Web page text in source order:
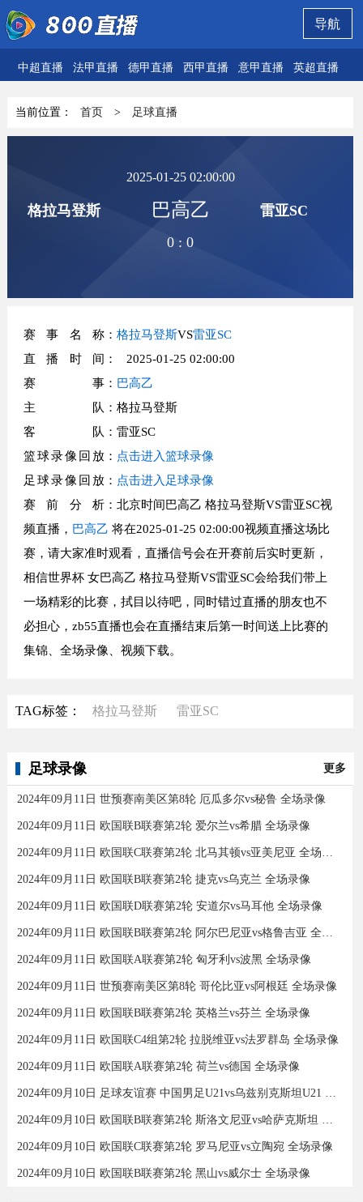
导航
中超直播 法甲直播 德甲直播 西甲直播 意甲直播 英超直播
当前位置： 首页 > 足球直播
格拉马登斯
2025-01-25 02:00:00
巴高乙
0 :0
雷亚SC
赛事名称： 格拉马登斯VS雷亚SC
直播时间 ： 2025-01-25 02:00:00
赛事： 巴高乙
主队 ：格拉马登斯
客队 ：雷亚SC
篮球录像回放： 点击进入篮球录像
足球录像回放： 点击进入足球录像
赛前分析：北京时间巴高乙 格拉马登斯VS雷亚SC视
频直播， 巴高乙 将在2025-01-25 02:00:00视频直播这场比
赛，请大家准时观看，直播信号会在开赛前后实时更新，
相信世界杯 女巴高乙 格拉马登斯VS雷亚SC会给我们带上
一场精彩的比赛，拭目以待吧，同时错过直播的朋友也不
必担心，zb55直播也会在直播结束后第一时间送上比赛的
集锦、全场录像、视频下载。
TAG标签： 格拉马登斯 雷亚SC
足球录像 更多
2024年09月11日 世预赛南美区第8轮 厄瓜多尔vs秘鲁 全场录像
2024年09月11日 欧国联B联赛第2轮 爱尔兰vs希腊 全场录像
2024年09月11日 欧国联C联赛第2轮 北马其顿vs亚美尼亚 全场录像
2024年09月11日 欧国联B联赛第2轮 捷克vs乌克兰 全场录像
2024年09月11日 欧国联D联赛第2轮 安道尔vs马耳他 全场录像
2024年09月11日 欧国联B联赛第2轮 阿尔巴尼亚vs格鲁吉亚 全场录像
2024年09月11日 欧国联A联赛第2轮 匈牙利vs波黑 全场录像
2024年09月11日 世预赛南美区第8轮 哥伦比亚vs阿根廷 全场录像
2024年09月11日 欧国联B联赛第2轮 英格兰vs芬兰 全场录像
2024年09月11日 欧国联C4组第2轮 拉脱维亚vs法罗群岛 全场录像
2024年09月11日 欧国联A联赛第2轮 荷兰vs德国 全场录像
2024年09月10日 足球友谊赛 中国男足U21vs乌兹别克斯坦U21 全场录像
2024年09月10日 欧国联B联赛第2轮 斯洛文尼亚vs哈萨克斯坦 全场录像
2024年09月10日 欧国联C联赛第2轮 罗马尼亚vs立陶宛 全场录像
2024年09月10日 欧国联B联赛第2轮 黑山vs威尔士 全场录像